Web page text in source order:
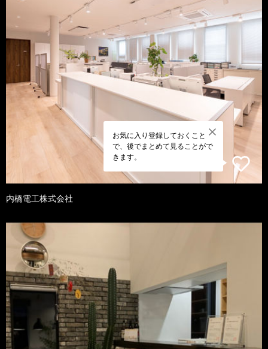
お気に入り登録しておくこと
で、後でまとめて見ることがで
きます。
内橋電工株式会社